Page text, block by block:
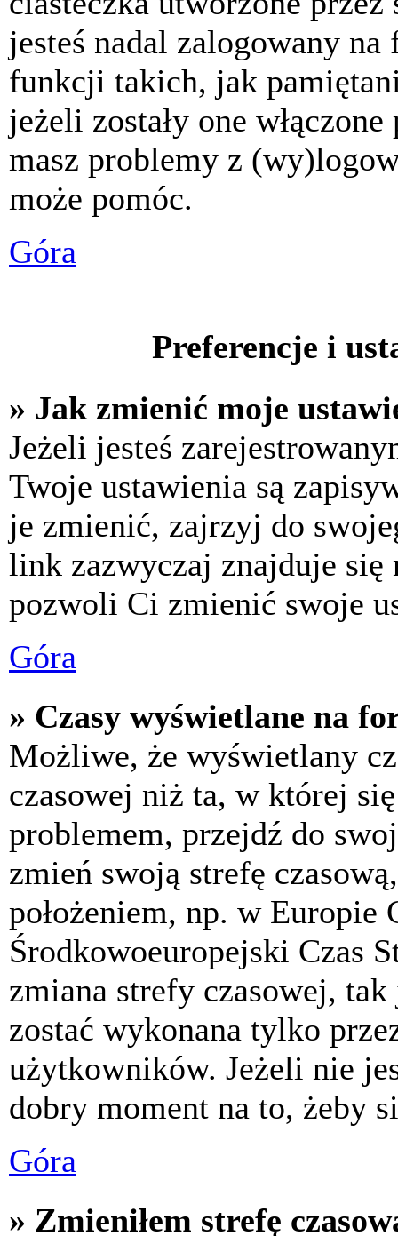
jesteś nadal zalogowany
funkcji takich, jak
jeżeli zostały one
masz problemy z
może pomóc.
Góra
Preferencje i
» Jak zmienić moje
Jeżeli jesteś
Twoje ustawienia są
je zmienić, zajrzyj do
link zazwyczaj znajduje się
pozwoli Ci zmienić swoje
Góra
» Czasy wyświetlane na
Możliwe, że wyświetlany
czasowej niż ta, w której
problemem, przejdź do
zmień swoją strefę
położeniem, np. w Europie
Środkowoeuropejski Czas
zmiana strefy czasowej,
zostać wykonana tylko
użytkowników. Jeżeli nie
dobry moment na to, żeby
Góra
» Zmieniłem strefę